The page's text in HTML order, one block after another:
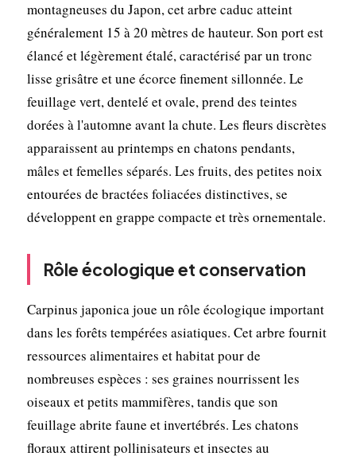
montagneuses du Japon, cet arbre caduc atteint
généralement 15 à 20 mètres de hauteur. Son port est
élancé et légèrement étalé, caractérisé par un tronc
lisse grisâtre et une écorce finement sillonnée. Le
feuillage vert, dentelé et ovale, prend des teintes
dorées à l'automne avant la chute. Les fleurs discrètes
apparaissent au printemps en chatons pendants,
mâles et femelles séparés. Les fruits, des petites noix
entourées de bractées foliacées distinctives, se
développent en grappe compacte et très ornementale.
Rôle écologique et conservation
Carpinus japonica joue un rôle écologique important
dans les forêts tempérées asiatiques. Cet arbre fournit
ressources alimentaires et habitat pour de
nombreuses espèces : ses graines nourrissent les
oiseaux et petits mammifères, tandis que son
feuillage abrite faune et invertébrés. Les chatons
floraux attirent pollinisateurs et insectes au